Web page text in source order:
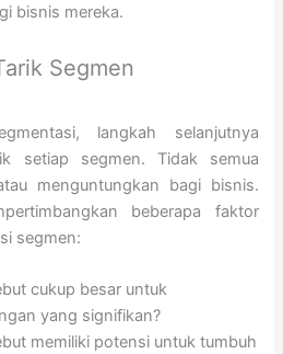
bisnis mereka.
Segmen
langkah selanjutnya
setiap segmen. Tidak semua
menguntungkan bagi bisnis.
beberapa faktor
segmen:
cukup besar untuk
yang signifikan?
memiliki potensi untuk tumbuh